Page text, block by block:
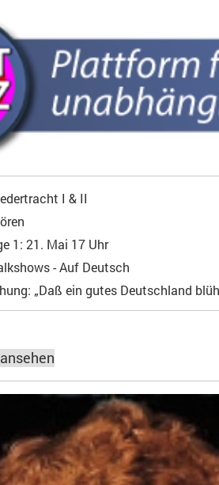
I & II
1: 21. Mai 17 Uhr
- Auf Deutsch
„Daß ein gutes Deutschland